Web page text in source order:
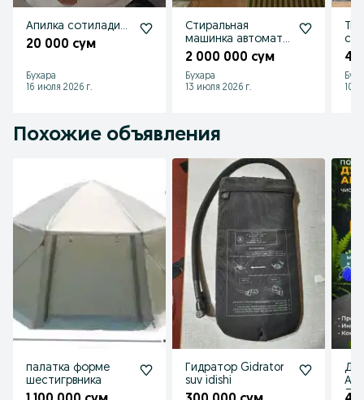
Апилка сотилади...
20 000 сум
Бухара
16 июля 2026 г.
Стиральная
машинка автомат
сотилади
2 000 000 сум
Бухара
13 июля 2026 г.
10
Похожие объявления
палатка форме
шестигрвника
Гидратор Gidrator
suv idishi